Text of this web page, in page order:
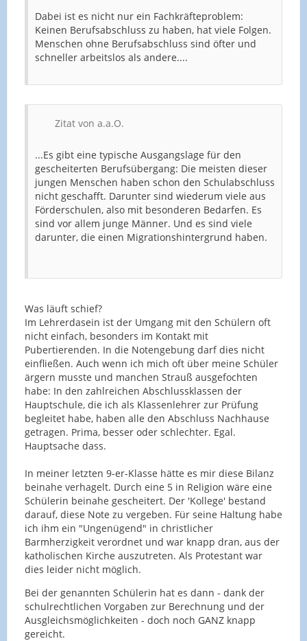
Dabei ist es nicht nur ein Fachkräfteproblem:
Keinen Berufsabschluss zu haben, hat viele Folgen.
Menschen ohne Berufsabschluss sind öfter und
schneller arbeitslos als andere....
Zitat von a.a.O.
...Es gibt eine typische Ausgangslage für den
gescheiterten Berufsübergang: Die meisten dieser
jungen Menschen haben schon den Schulabschluss
nicht geschafft. Darunter sind wiederum viele aus
Förderschulen, also mit besonderen Bedarfen. Es
sind vor allem junge Männer. Und es sind viele
darunter, die einen Migrationshintergrund haben.
Was läuft schief?
Im Lehrerdasein ist der Umgang mit den Schülern oft
nicht einfach, besonders im Kontakt mit
Pubertierenden. In die Notengebung darf dies nicht
einfließen. Auch wenn ich mich oft über meine Schüler
ärgern musste und manchen Strauß ausgefochten
habe: In den zahlreichen Abschlussklassen der
Hauptschule, die ich als Klassenlehrer zur Prüfung
begleitet habe, haben alle den Abschluss Nachhause
getragen. Prima, besser oder schlechter. Egal.
Hauptsache dass.
In meiner letzten 9-er-Klasse hätte es mir diese Bilanz
beinahe verhagelt. Durch eine 5 in Religion wäre eine
Schülerin beinahe gescheitert. Der 'Kollege' bestand
darauf, diese Note zu vergeben. Für seine Haltung habe
ich ihm ein "Ungenügend" in christlicher
Barmherzigkeit verordnet und war knapp dran, aus der
katholischen Kirche auszutreten. Als Protestant war
dies leider nicht möglich.
Bei der genannten Schülerin hat es dann - dank der
schulrechtlichen Vorgaben zur Berechnung und der
Ausgleichsmöglichkeiten - doch noch GANZ knapp
gereicht.